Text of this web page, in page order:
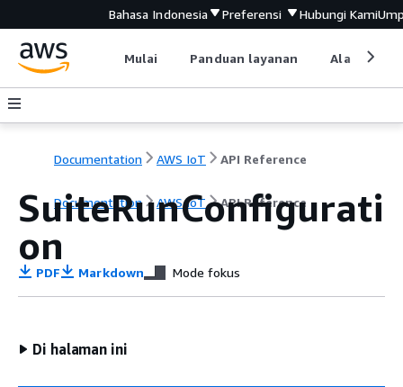
Bahasa Indonesia Preferensi Hubungi Kami
Mulai Panduan layanan Alat
Documentation AWS IoT API Reference
Documentation AWS IoT API Reference
SuiteRunConfigurati
on
PDF Markdown Mode fokus
Di halaman ini